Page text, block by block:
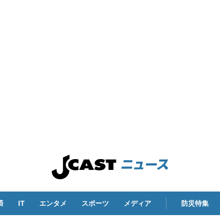
IT エンタメ スポーツ メディア 防災特集